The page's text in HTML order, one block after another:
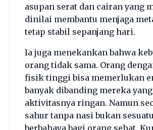
asupan serat dan cairan yang
dinilai membantu menjaga
tetap stabil sepanjang hari.
Ia juga menekankan bahwa
orang tidak sama. Orang
fisik tinggi bisa memerlukan
banyak dibanding mereka yang
aktivitasnya ringan. Namun
sahur tanpa nasi bukan
berbahaya bagi orang sehat.